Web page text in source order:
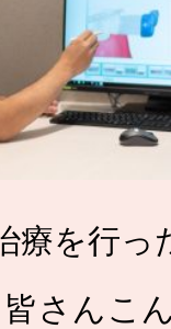
療を行っ
さんこ